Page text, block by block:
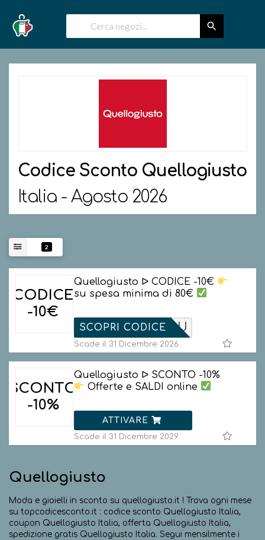
Codice Sconto Quellogiusto
Italia - Agosto 2026
2
CODICE
-10€
Quellogiusto ᐅ CODICE -10€
su spesa minima di 80€
ELCOME2U
SCOPRI CODICE
Scade il 31 Dicembre 2026
SCONTO
-10%
Quellogiusto ᐅ SCONTO -10%
Offerte e SALDI online
ATTIVARE
Scade il 31 Dicembre 2029
Quellogiusto
Moda e gioielli in sconto su quellogiusto.it ! Trova ogni mese
su topcodicesconto.it : codice sconto Quellogiusto Italia,
coupon Quellogiusto Italia, offerta Quellogiusto Italia,
spedizione gratis Quellogiusto Italia. Segui mensilmente i